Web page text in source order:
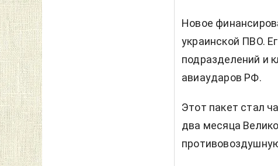
Новое
украинской ПВО.
подразделений и
авиаударов РФ.
Этот пакет стал
два месяца